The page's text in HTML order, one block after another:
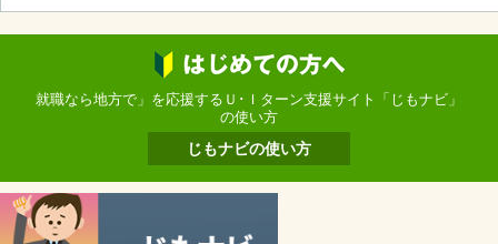
就職なら地方で」を応援するＵ･Ｉターン支援サイト「じもナビ」
の使い方
じもナビの使い方